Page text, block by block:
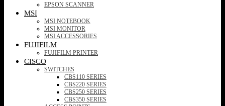
EPSON SCANNER
MSI
MSI NOTEBOOK
MSI MONITOR
MSI ACCESSORIES
FUJIFILM
FUJIFILM PRINTER
CISCO
SWITCHES
CBS110 SERIES
CBS220 SERIES
CBS250 SERIES
CBS350 SERIES